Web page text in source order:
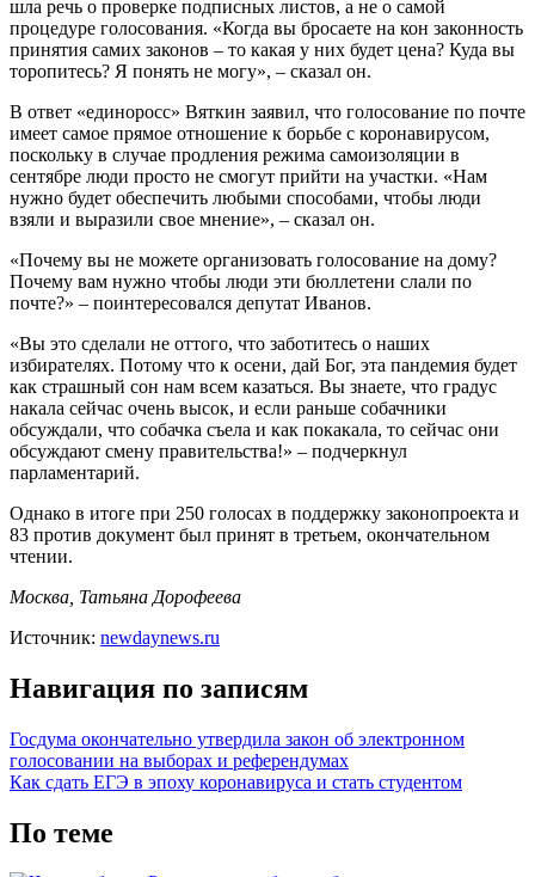
шла речь о проверке подписных листов, а не о самой
процедуре голосования. «Когда вы бросаете на кон законность
принятия самих законов – то какая у них будет цена? Куда вы
торопитесь? Я понять не могу», – сказал он.
В ответ «единоросс» Вяткин заявил, что голосование по почте
имеет самое прямое отношение к борьбе с коронавирусом,
поскольку в случае продления режима самоизоляции в
сентябре люди просто не смогут прийти на участки. «Нам
нужно будет обеспечить любыми способами, чтобы люди
взяли и выразили свое мнение», – сказал он.
«Почему вы не можете организовать голосование на дому?
Почему вам нужно чтобы люди эти бюллетени слали по
почте?» – поинтересовался депутат Иванов.
«Вы это сделали не оттого, что заботитесь о наших
избирателях. Потому что к осени, дай Бог, эта пандемия будет
как страшный сон нам всем казаться. Вы знаете, что градус
накала сейчас очень высок, и если раньше собачники
обсуждали, что собачка съела и как покакала, то сейчас они
обсуждают смену правительства!» – подчеркнул
парламентарий.
Однако в итоге при 250 голосах в поддержку законопроекта и
83 против документ был принят в третьем, окончательном
чтении.
Москва, Татьяна Дорофеева
Источник: newdaynews.ru
Навигация по записям
Госдума окончательно утвердила закон об электронном
голосовании на выборах и референдумах
Как сдать ЕГЭ в эпоху коронавируса и стать студентом
По теме